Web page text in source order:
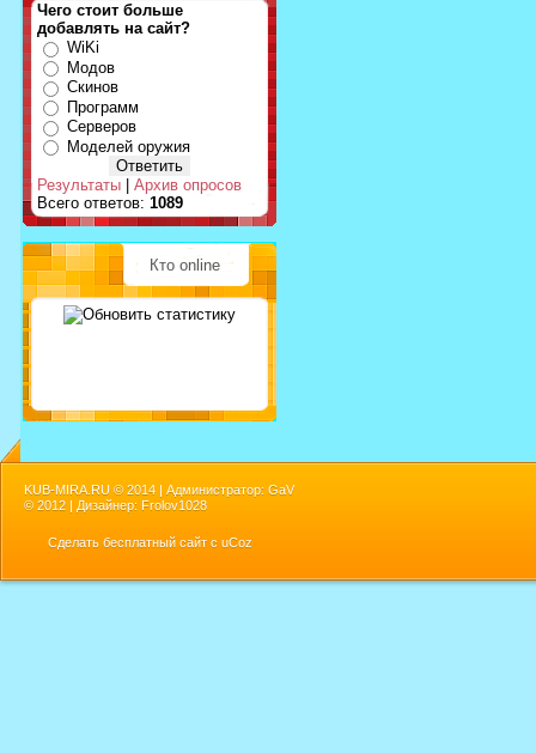
Чего стоит больше
добавлять на сайт?
WiKi
Модов
Скинов
Программ
Серверов
Моделей оружия
Результаты
Архив опросов
Всего ответов: 1089
Кто online
KUB-MIRA.RU © 2014 | Администратор: GaV
© 2012 | Дизайнер: Frolov1028
Сделать бесплатный сайт с uCoz